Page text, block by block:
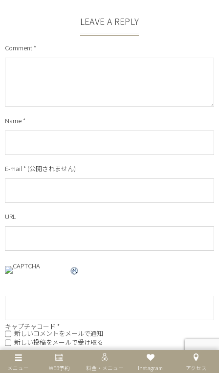
LEAVE A REPLY
Comment*
Name*
E-mail * (公開されません)
URL
キャプチャコード *
新しいコメントをメールで通知
新しい投稿をメールで受け取る
メニュー WEB予約 料金・メニュー Instagram アクセス